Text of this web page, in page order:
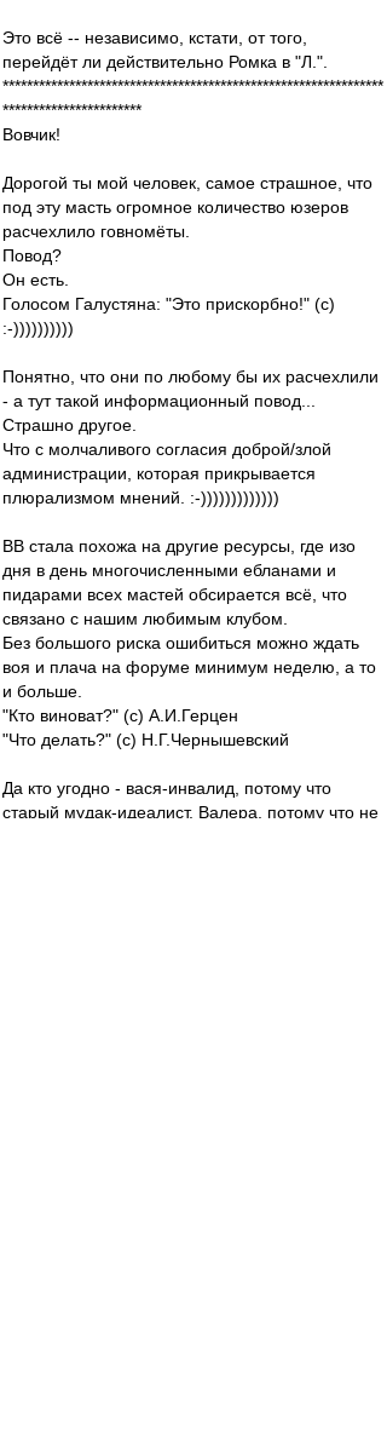
Это всё -- независимо, кстати, от того,
перейдёт ли действительно Ромка в "Л.".
***************************************************************
***********************
Вовчик!
Дорогой ты мой человек, самое страшное, что
под эту масть огромное количество юзеров
расчехлило говномёты.
Повод?
Он есть.
Голосом Галустяна: "Это прискорбно!" (с)
:-))))))))))
Понятно, что они по любому бы их расчехлили
- а тут такой информационный повод...
Страшно другое.
Что с молчаливого согласия доброй/злой
администрации, которая прикрывается
плюрализмом мнений. :-)))))))))))))
ВВ стала похожа на другие ресурсы, где изо
дня в день многочисленными ебланами и
пидарами всех мастей обсирается всё, что
связано с нашим любимым клубом.
Без большого риска ошибиться можно ждать
воя и плача на форуме минимум неделю, а то
и больше.
"Кто виноват?" (с) А.И.Герцен
"Что делать?" (с) Н.Г.Чернышевский
Да кто угодно - вася-инвалид, потому что
старый мудак-идеалист, Валера, потому что не